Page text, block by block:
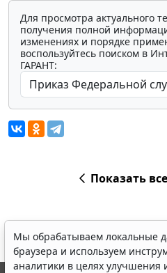
Для просмотра актуального
получения полной
изменениях и порядке
воспользуйтесь поиском в
ГАРАНТ:
Показать
Мы обрабатываем локальные
браузера и используем
аналитики в целях улучшения